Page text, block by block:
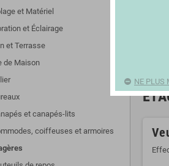
et Matériel
et Éclairage
et Terrasse
de Maison
et canapés-lits
coiffeuses et armoires
NE PLUS